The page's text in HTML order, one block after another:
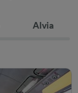
Alvia